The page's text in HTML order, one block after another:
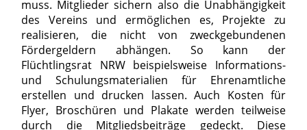
muss. Mitglieder sichern also die Unabhängigkeit
des Vereins und ermöglichen es, Projekte zu
realisieren, die nicht von zweckgebundenen
Fördergeldern abhängen. So kann der
Flüchtlingsrat NRW beispielsweise Informations-
und Schulungsmaterialien für Ehrenamtliche
erstellen und drucken lassen. Auch Kosten für
Flyer, Broschüren und Plakate werden teilweise
durch die Mitgliedsbeiträge gedeckt. Diese